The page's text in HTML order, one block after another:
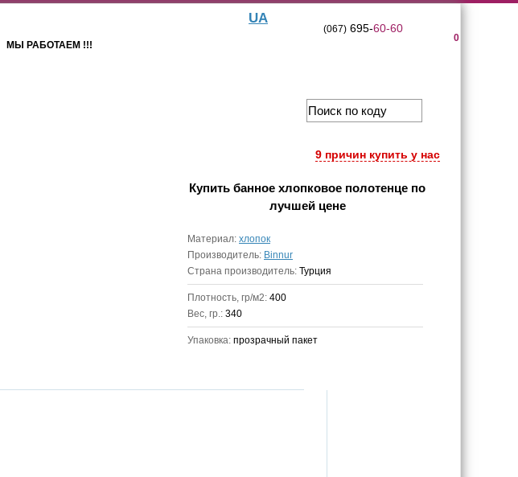
МЫ РАБОТАЕМ !!!
UA
0
(067)695-60-60
9 причин купить у нас
Купить банное хлопковое полотенце по
лучшей цене
Материал: хлопок
Производитель: Binnur
Страна производитель: Турция
Плотность, гр/м2: 400
Вес, гр.: 340
Упаковка: прозрачный пакет